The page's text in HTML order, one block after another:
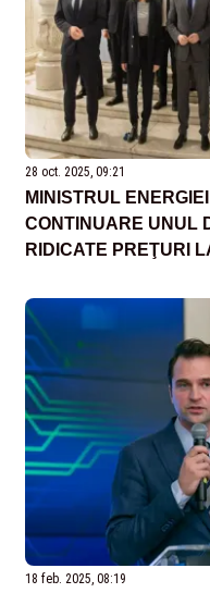
28 oct. 2025, 09:21
MINISTRUL
CONTINUARE UNUL
RIDICATE PREŢURI
18 feb. 2025, 08:19